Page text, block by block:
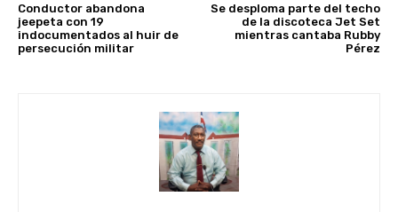
Conductor abandona
jeepeta con 19
indocumentados al huir de
persecución militar
Se desploma parte del techo
de la discoteca Jet Set
mientras cantaba Rubby
Pérez